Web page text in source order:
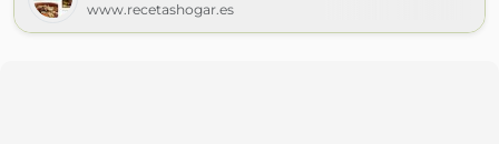
www.recetashogar.es